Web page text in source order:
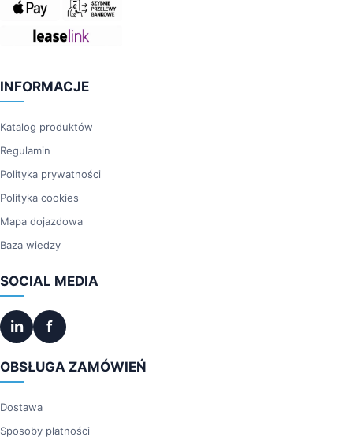
INFORMACJE
Katalog produktów
Regulamin
Polityka prywatności
Polityka cookies
Mapa dojazdowa
Baza wiedzy
SOCIAL MEDIA
in f
OBSŁUGA ZAMÓWIEŃ
Dostawa
Sposoby płatności